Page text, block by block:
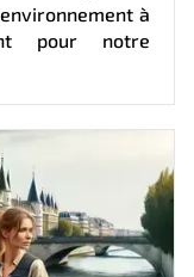
à
pour notre